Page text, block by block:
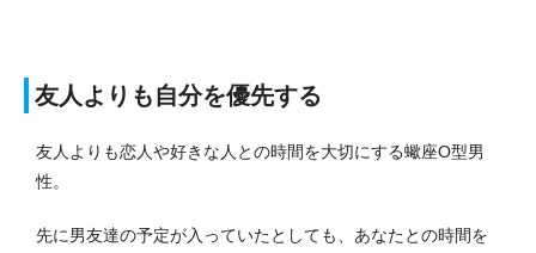
友人よりも自分を優先する
友人よりも恋人や好きな人との時間を大切にする蠍座O型男
性。
先に男友達の予定が入っていたとしても、あなたとの時間を